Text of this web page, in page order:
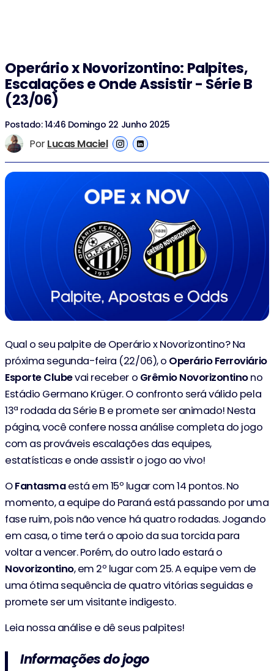
Operário x Novorizontino: Palpites,
Escalações e Onde Assistir - Série B
(23/06)
PorLucas Maciel
Postado: 14:46 Domingo 22 Junho 2025
Qual o seu palpite de Operário x Novorizontino? Na
próxima segunda-feira (22/06), o Operário Ferroviário
Esporte Clubevai receber o Grêmio Novorizontinono
Estádio Germano Krüger. O confronto será válido pela
13ª rodada da Série B e promete ser animado! Nesta
página, você confere nossa análise completa do jogo
com as prováveis escalações das equipes,
estatísticas e onde assistir o jogo ao vivo!
OFantasmaestá em 15º lugar com 14 pontos. No
momento, a equipe do Paraná está passando por uma
fase ruim, pois não vence há quatro rodadas. Jogando
em casa, o time terá o apoio da sua torcida para
voltar a vencer. Porém, do outro lado estará o
Novorizontino, em 2º lugar com 25. A equipe vem de
uma ótima sequência de quatro vitórias seguidas e
promete ser um visitante indigesto.
Leia nossa análise e dê seus palpites!
Informações do jogo